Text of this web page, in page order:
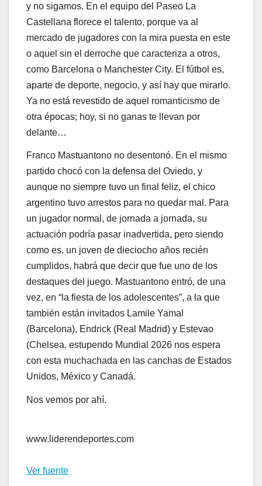
y no sigamos. En el equipo del Paseo La
Castellana florece el talento, porque va al
mercado de jugadores con la mira puesta en este
o aquel sin el derroche que caracteriza a otros,
como Barcelona o Manchester City. El fútbol es,
aparte de deporte, negocio, y así hay que mirarlo.
Ya no está revestido de aquel romanticismo de
otra épocas; hoy, si no ganas te llevan por
delante…
Franco Mastuantono no desentonó. En el mismo
partido chocó con la defensa del Oviedo, y
aunque no siempre tuvo un final feliz, el chico
argentino tuvo arrestos para no quedar mal. Para
un jugador normal, de jornada a jornada, su
actuación podría pasar inadvertida, pero siendo
como es, un joven de dieciocho años recién
cumplidos, habrá que decir que fue uno de los
destaques del juego. Mastuantono entró, de una
vez, en “la fiesta de los adolescentes”, a la que
también están invitados Lamile Yamal
(Barcelona), Endrick (Real Madrid) y Estevao
(Chelsea. estupendo Mundial 2026 nos espera
con esta muchachada en las canchas de Estados
Unidos, México y Canadá.
Nos vemos por ahí.
www.liderendeportes.com
Ver fuente